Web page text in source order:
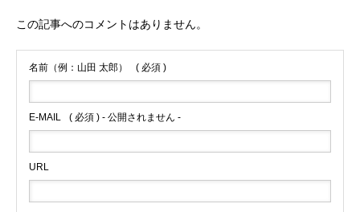
この記事へのコメントはありません。
名前（例：山田 太郎） ( 必須 )
E-MAIL ( 必須 ) - 公開されません -
URL